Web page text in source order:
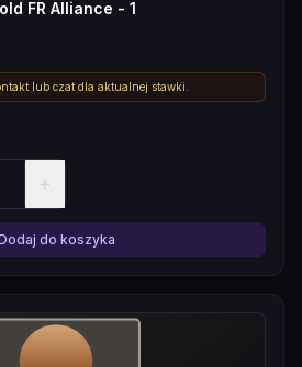
FR Alliance - 1
lub czat dla aktualnej stawki.
+
do koszyka